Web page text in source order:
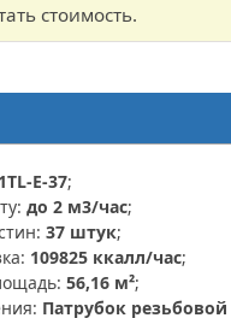
стоимость.
E-37;
до 2 м3/час;
37 штук;
109825 ккалл/час;
56,16 м²;
Патрубок